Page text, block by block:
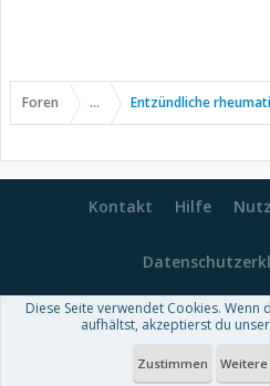
Foren ... Entzündliche
Kontakt Hilfe
Forum software by XenForo™
Theme designed by
Diese Seite verwendet Cookies. Wenn
aufhältst, akzeptierst du
Zustimmen